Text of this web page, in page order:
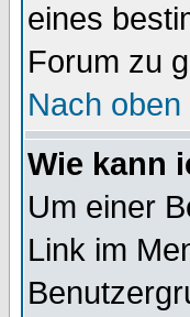
eines
Forum zu
Nach oben
Wie kann
Um einer
Link im